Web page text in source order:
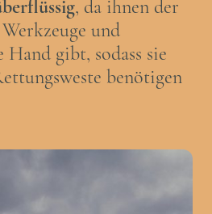
, da ihnen der
und
gibt, sodass sie
benötigen